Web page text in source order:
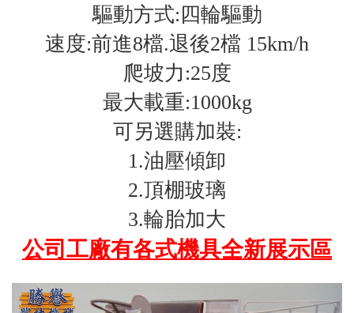
驅動方式:四輪驅動
速度:前進8檔.退後2檔 15km/h
爬坡力:25度
最大載重:1000kg
可另選購加裝:
1.油壓傾卸
2.頂棚玻璃
3.輪胎加大
公司工廠有各式機具全新展示區